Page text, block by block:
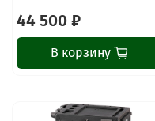
44 500 ₽
В корзину